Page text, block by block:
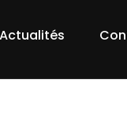
Actualités